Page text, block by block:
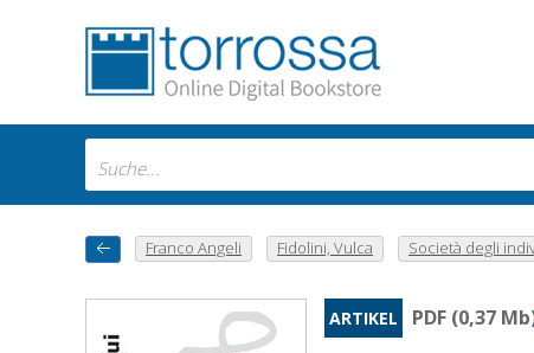
Franco Angeli Fidolini, Vulca Società degli
ARTIKEL PDF (0,37